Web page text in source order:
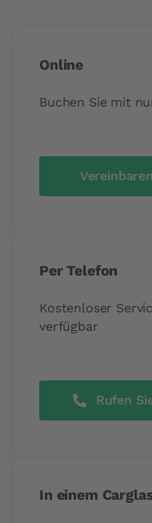
Online
Buchen Sie mit
Per Telefon
Kostenloser
verfügbar
Rufen
In einem